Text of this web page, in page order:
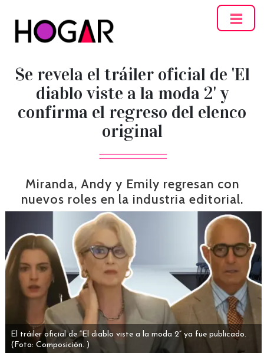
Se revela el tráiler oficial de 'El
diablo viste a la moda 2' y
confirma el regreso del elenco
original
Miranda, Andy y Emily regresan con
nuevos roles en la industria editorial.
El tráiler oficial de “El diablo viste a la moda 2” ya fue publicado.
(Foto: Composición. )